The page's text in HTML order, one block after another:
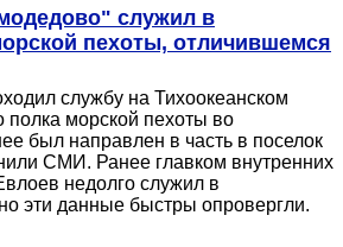
служил в
пехоты, отличившемся
службу на Тихоокеанском
полка морской пехоты во
был направлен в часть в поселок
СМИ. Ранее главком внутренних
недолго служил в
эти данные быстры опровергли.